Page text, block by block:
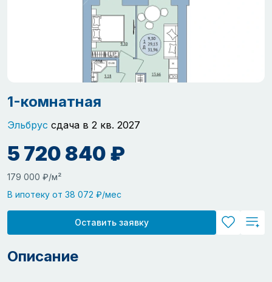
1-комнатная
Эльбрус сдача в 2 кв. 2027
5 720 840 ₽
179 000 ₽/м²
В ипотеку от 38 072 ₽/мес
Оставить заявку
Описание